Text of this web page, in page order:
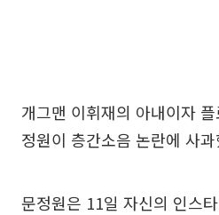
개그맨 이휘재의 아내이자
정원이 층간소음 논란에 사
문정원은 11일 자신의 인스